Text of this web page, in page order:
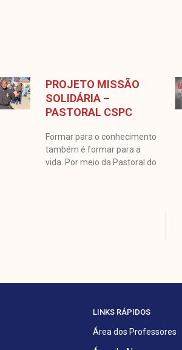
PROJETO MISSÃO
SOLIDÁRIA –
PASTORAL CSPC
Formar para o conhecimento
também é formar para a
vida. Por meio da Pastoral do
LINKS RÁPIDOS
Área dos Professores